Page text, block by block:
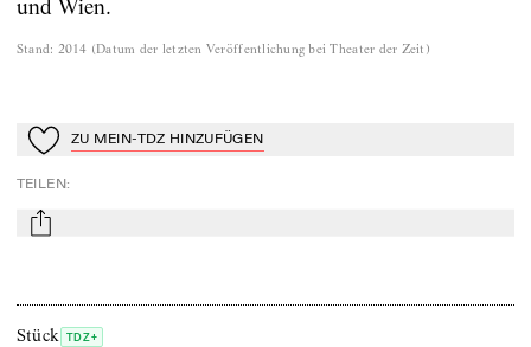
und Wien.
Stand: 2014 ( Datum der letzten Veröffentlichung bei Theater der Zeit )
Zu Mein-TdZ hinzufügen
ZU MEIN-TDZ HINZUFÜGEN
TEILEN:
mail
Stück TDZ+